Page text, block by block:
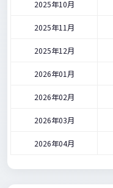
2025年10月
2025年11月
2025年12月
2026年01月
2026年02月
2026年03月
2026年04月